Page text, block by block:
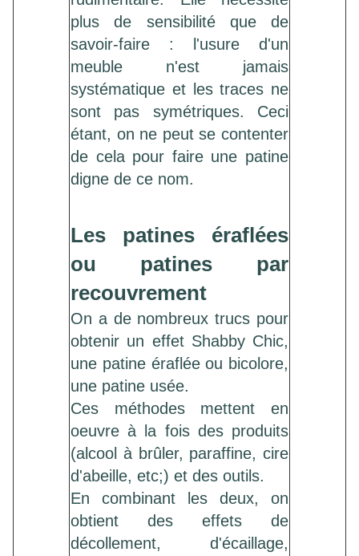
plus de sensibilité que de
savoir-faire : l'usure d'un
meuble n'est jamais
systématique et les traces ne
sont pas symétriques. Ceci
étant, on ne peut se contenter
de cela pour faire une patine
digne de ce nom.
Les patines éraflées
ou patines par
recouvrement
On a de nombreux trucs pour
obtenir un effet Shabby Chic,
une patine éraflée ou bicolore,
une patine usée.
Ces méthodes mettent en
oeuvre à la fois des produits
(alcool à brûler, paraffine, cire
d'abeille, etc;) et des outils.
En combinant les deux, on
obtient des effets de
décollement, d'écaillage,